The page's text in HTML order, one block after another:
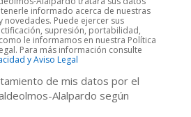
informado acerca de nuestras
Puede ejercer sus
supresión, portabilidad,
le informamos en nuestra Política
Para más información consulte
y Aviso Legal
de mis datos por el
Alalpardo según